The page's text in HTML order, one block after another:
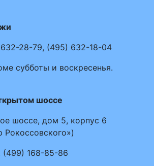
632-28-79, (495) 632-18-04
субботы и воскресенья.
шоссе
шоссе, дом 5, корпус 6
Рокоссовского»)
(499) 168-85-86